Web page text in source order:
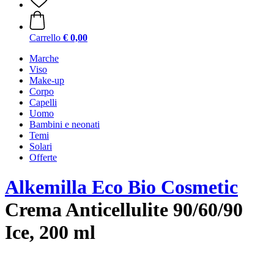
Carrello € 0,00
Marche
Viso
Make-up
Corpo
Capelli
Uomo
Bambini e neonati
Temi
Solari
Offerte
Alkemilla Eco Bio Cosmetic
Crema Anticellulite 90/60/90
Ice, 200 ml